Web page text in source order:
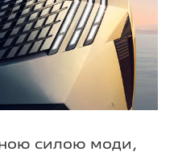
силою моди,